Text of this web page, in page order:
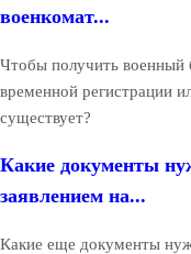
военкомат...
Чтобы получить военный
временной регистрации
существует?
Какие документы
заявлением на...
Какие еще документы